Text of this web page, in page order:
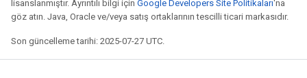
lisanslanmıştır. Ayrıntılı bilgi için Google Developers Site Politikaları'na
göz atın. Java, Oracle ve/veya satış ortaklarının tescilli ticari markasıdır.
Son güncelleme tarihi: 2025-07-27 UTC.